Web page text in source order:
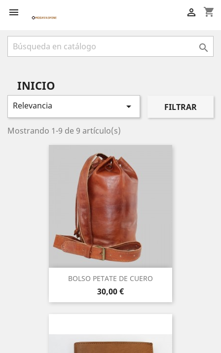
 shopping_cart


INICIO
Relevancia  FILTRAR
Mostrando 1-9 de 9 artículo(s)
BOLSO PETATE DE CUERO
Precio
30,00 €